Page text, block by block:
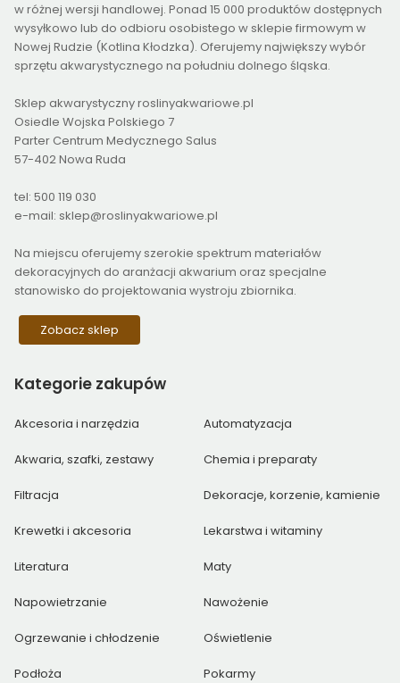
w różnej wersji handlowej. Ponad 15 000 produktów dostępnych
wysyłkowo lub do odbioru osobistego w sklepie firmowym w
Nowej Rudzie (Kotlina Kłodzka). Oferujemy największy wybór
sprzętu akwarystycznego na południu dolnego śląska.
Sklep akwarystyczny roslinyakwariowe.pl
Osiedle Wojska Polskiego 7
Parter Centrum Medycznego Salus
57-402 Nowa Ruda
tel: 500 119 030
e-mail: sklep@roslinyakwariowe.pl
Na miejscu oferujemy szerokie spektrum materiałów
dekoracyjnych do aranżacji akwarium oraz specjalne
stanowisko do projektowania wystroju zbiornika.
Zobacz sklep
Kategorie zakupów
Akcesoria i narzędzia Automatyzacja
Akwaria, szafki, zestawy Chemia i preparaty
Filtracja Dekoracje, korzenie, kamienie
Krewetki i akcesoria Lekarstwa i witaminy
Literatura Maty
Napowietrzanie Nawożenie
Ogrzewanie i chłodzenie Oświetlenie
Podłoża Pokarmy